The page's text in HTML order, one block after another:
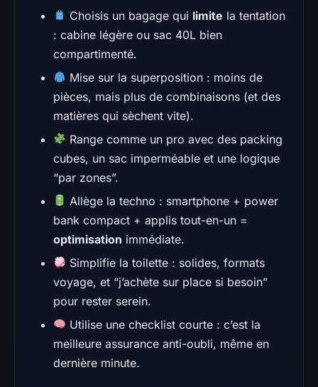
Choisis un bagage qui limite la tentation
: cabine légère ou sac 40L bien
compartimenté.
Mise sur la superposition : moins de
pièces, mais plus de combinaisons (et des
matières qui sèchent vite).
Range comme un pro avec des packing
cubes, un sac imperméable et une logique
“par zones”.
Allège la techno : smartphone + power
bank compact + applis tout-en-un =
optimisation immédiate.
Simplifie la toilette : solides, formats
voyage, et “j’achète sur place si besoin”
pour rester serein.
Utilise une checklist courte : c’est la
meilleure assurance anti-oubli, même en
dernière minute.